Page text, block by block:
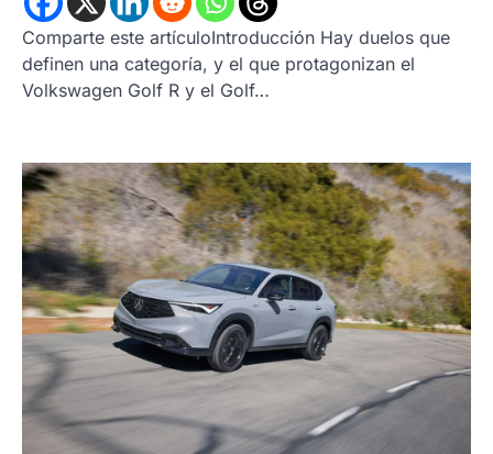
Comparte este artículoIntroducción Hay duelos que
definen una categoría, y el que protagonizan el
Volkswagen Golf R y el Golf…